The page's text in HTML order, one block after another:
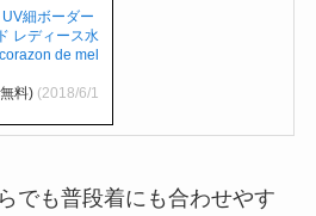
細ボーダー
レディース水
de mel
料) (2018/6/1
でも普段着にも合わせやす